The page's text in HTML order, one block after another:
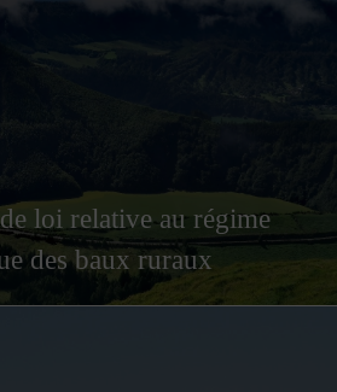
loi relative au régime
des baux ruraux